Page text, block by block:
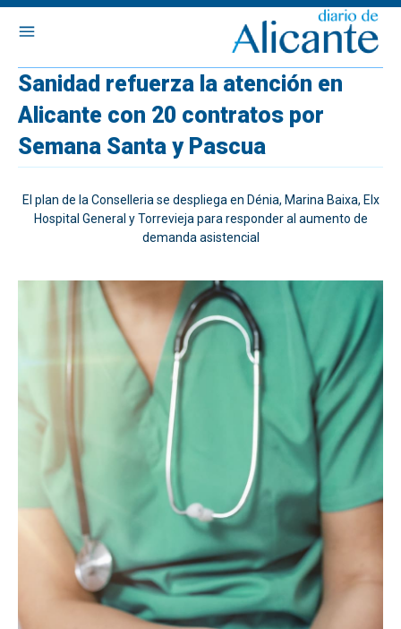
Sanidad refuerza la atención en
Alicante con 20 contratos por
Semana Santa y Pascua
El plan de la Conselleria se despliega en Dénia, Marina Baixa, Elx
Hospital General y Torrevieja para responder al aumento de
demanda asistencial